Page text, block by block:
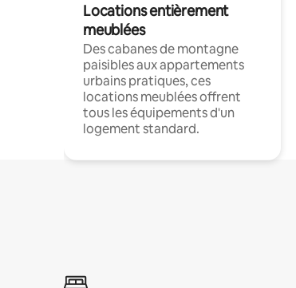
Locations entièrement
meublées
Des cabanes de montagne
paisibles aux appartements
urbains pratiques, ces
locations meublées offrent
tous les équipements d'un
logement standard.